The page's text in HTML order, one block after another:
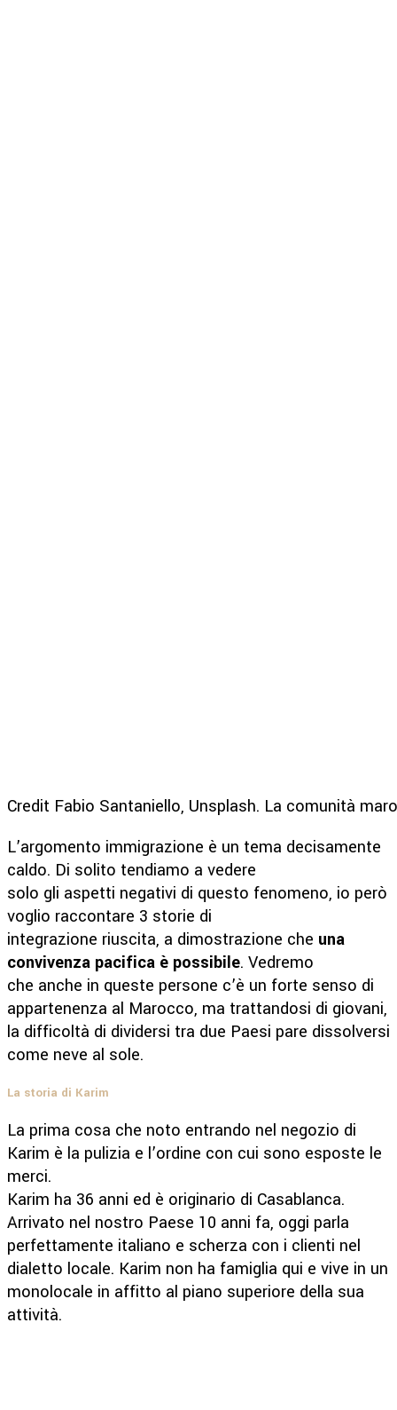
Credit Fabio Santaniello, Unsplash. La comunità
L’argomento immigrazione è un tema decisamente
caldo. Di solito tendiamo a vedere
solo gli aspetti negativi di questo fenomeno, io però
voglio raccontare 3 storie di
integrazione riuscita, a dimostrazione che una
convivenza pacifica è possibile. Vedremo
che anche in queste persone c’è un forte senso di
appartenenza al Marocco, ma trattandosi di giovani,
la difficoltà di dividersi tra due Paesi pare dissolversi
come neve al sole.
La storia di Karim
La prima cosa che noto entrando nel negozio di
Karim è la pulizia e l’ordine con cui sono esposte le
merci.
Karim ha 36 anni ed è originario di Casablanca.
Arrivato nel nostro Paese 10 anni fa, oggi parla
perfettamente italiano e scherza con i clienti nel
dialetto locale. Karim non ha famiglia qui e vive in un
monolocale in affitto al piano superiore della sua
attività.